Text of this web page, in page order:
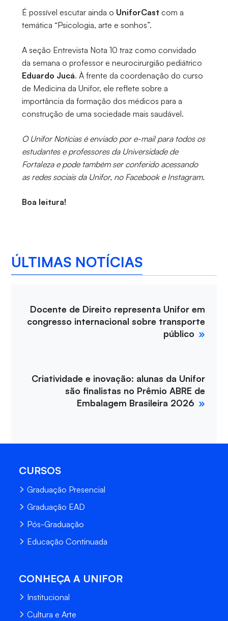
É possível escutar ainda o UniforCast com a
temática “Psicologia, arte e sonhos”.
A seção Entrevista Nota 10 traz como convidado
da semana o professor e neurocirurgião pediátrico
Eduardo Jucá. À frente da coordenação do curso
de Medicina da Unifor, ele reflete sobre a
importância da formação dos médicos para a
construção de uma sociedade mais saudável.
O Unifor Notícias é enviado por e-mail para todos os
estudantes e professores da Universidade de
Fortaleza e pode também ser conferido acessando
as redes sociais da Unifor, no Facebook e Instagram.
Boa leitura!
ÚLTIMAS NOTÍCIAS
Docente de Direito representa Unifor em
congresso internacional sobre transporte
público
Criatividade e inovação: alunas da Unifor
são finalistas no Prêmio ABRE de
Embalagem Brasileira 2026
CURSOS
Graduação Presencial
Graduação EAD
Pós-Graduação
Educação Continuada
CONHEÇA A UNIFOR
Institucional
Cultura e Arte